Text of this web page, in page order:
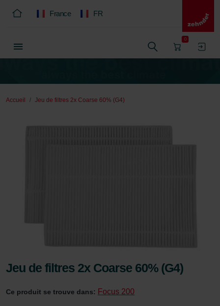
France FR
0
Accueil Jeu de filtres 2x Coarse 60% (G4)
Jeu de filtres 2x Coarse 60% (G4)
Ce produit se trouve dans: Focus 200